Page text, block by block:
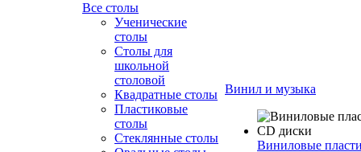
Все столы
Ученические
столы
Столы для
школьной
столовой
Квадратные столы
Пластиковые
столы
Стеклянные столы
Винил и музыка
Виниловые